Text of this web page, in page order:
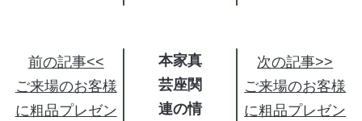
前の記事<<
ご来場のお客様
に粗品プレゼン
本家真
芸座関
連の情
次の記事>>
ご来場のお客様
に粗品プレゼン